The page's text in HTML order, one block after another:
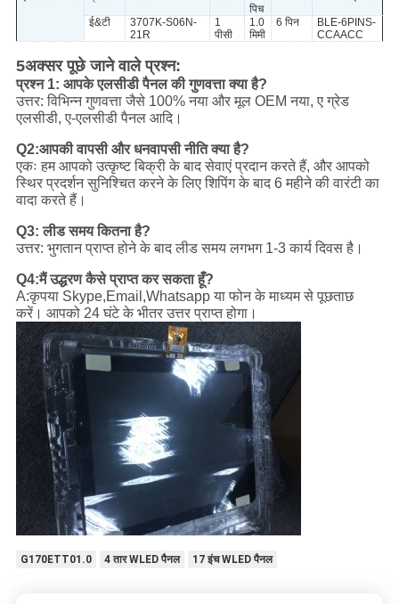
पिच
ई&टी
3707K-S06N-
21R
1
पीसी
1.0
मिमी
6 पिन
BLE-6PINS-
CCAACC
5अक्सर पूछे जाने वाले प्रश्न:
प्रश्न 1: आपके एलसीडी पैनल की गुणवत्ता क्या है?
उत्तर: विभिन्न गुणवत्ता जैसे 100% नया और मूल OEM नया, ए ग्रेड
एलसीडी, ए-एलसीडी पैनल आदि।
Q2:आपकी वापसी और धनवापसी नीति क्या है?
एकः हम आपको उत्कृष्ट बिक्री के बाद सेवाएं प्रदान करते हैं, और आपको
स्थिर प्रदर्शन सुनिश्चित करने के लिए शिपिंग के बाद 6 महीने की वारंटी का
वादा करते हैं।
Q3: लीड समय कितना है?
उत्तर: भुगतान प्राप्त होने के बाद लीड समय लगभग 1-3 कार्य दिवस है।
Q4:मैं उद्धरण कैसे प्राप्त कर सकता हूँ?
A:कृपया Skype,Email,Whatsapp या फोन के माध्यम से पूछताछ
करें। आपको 24 घंटे के भीतर उत्तर प्राप्त होगा।
G170ETT01.0 4 तार WLED पैनल 17 इंच WLED पैनल